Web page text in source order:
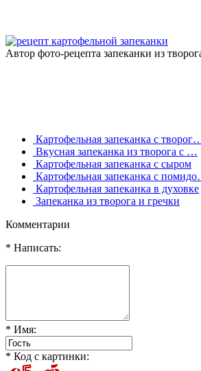
Автор фото-рецепта запеканки из
Картофельная запеканка с
Вкусная запеканка из творога с …
Картофельная запеканка с сыром
Картофельная запеканка с
Картофельная запеканка в духовке
Запеканка из творога и гречки
Комментарии
* Написать:
* Имя:
* Код с картинки: